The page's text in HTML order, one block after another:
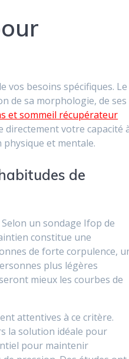
vos besoins spécifiques. Le
de sa morphologie, de ses
et sommeil récupérateur
directement votre capacité
et mentale.
de
un sondage Ifop de
constitue une
de forte corpulence,
plus légères
mieux les courbes de
attentives à ce critère.
la solution idéale pour
pour maintenir